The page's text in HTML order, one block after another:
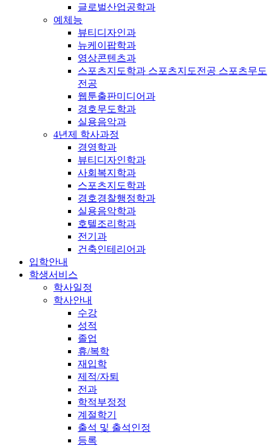
글로벌산업공학과
예체능
뷰티디자인과
뉴케이팝학과
영상콘텐츠과
스포츠지도학과 스포츠지도전공 스포츠무도
전공
웹툰출판미디어과
경호무도학과
실용음악과
4년제 학사과정
경영학과
뷰티디자인학과
사회복지학과
스포츠지도학과
경호경찰행정학과
실용음악학과
호텔조리학과
전기과
건축인테리어과
입학안내
학생서비스
학사일정
학사안내
수강
성적
졸업
휴/복학
재입학
제적/자퇴
전과
학적부정정
계절학기
출석 및 출석인정
등록